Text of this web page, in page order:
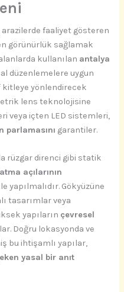
arazilerde faaliyet gösteren
görünürlük sağlamak
kullanılan antalya
düzenlemelere uygun
kitleye yönlendirecek
lens teknolojisine
veya içten LED sistemleri,
parlamasını garantiler.
rüzgar direnci gibi statik
açılarının
yapılmalıdır. Gökyüzüne
tasarımlar veya
yapıların çevresel
Doğru lokasyonda ve
bu ihtişamlı yapılar,
yasal bir anıt